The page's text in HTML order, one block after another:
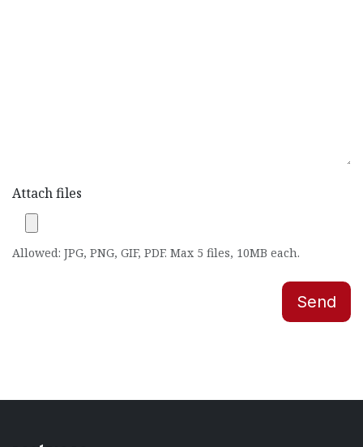
Attach files
Allowed: JPG, PNG, GIF, PDF. Max 5 files, 10MB each.
Send